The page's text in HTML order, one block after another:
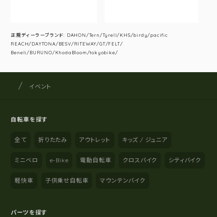
正規ディーラーブランド: DAHON/Tern/Tyrell/KHS/birdy/pacific
REACH/DAYTONA/BESV/RITEWAY/GT/FELT/
Beneli/BURUNO/KhodaBloom/tokyobike/
サイト内の現在地
サイクルショップナカゴヤ
イベント
自転車を探す
全て 折りたたみ アウトレット キッズ / ジュニア
ミニベロ e-Bike 電動自転車 クロスバイク シティバイク
軽快車 子供乗せ自転車 マウンテンバイク
パーツを探す